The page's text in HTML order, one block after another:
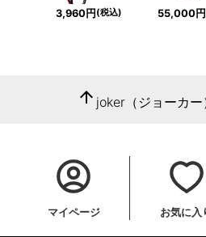
3,960円 (税込) 55,000円
arrow_upward joker（ジョーカ
マイページ お気に入